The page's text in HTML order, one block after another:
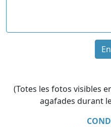
(Totes les fotos visibles
agafades durant